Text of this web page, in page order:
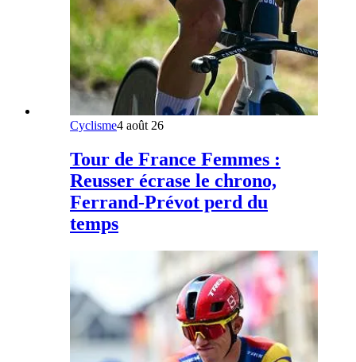
Cyclisme4 août 26
Tour de France Femmes :
Reusser écrase le chrono,
Ferrand-Prévot perd du
temps